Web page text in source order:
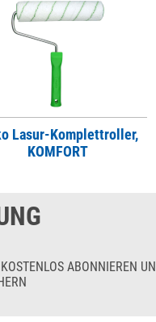
Lasur-Komplettroller,
KOMFORT
ABONNIEREN